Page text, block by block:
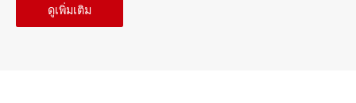
ดูเพิ่มเติม